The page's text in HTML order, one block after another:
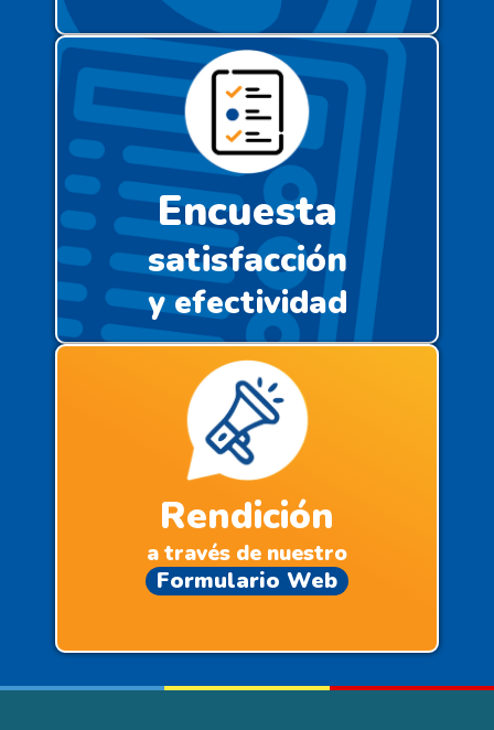
Encuesta
satisfacción
y efectividad
Rendición
a través de nuestro
Formulario Web